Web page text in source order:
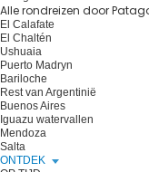
Alle rondreizen door
El Calafate
El Chaltén
Ushuaia
Puerto Madryn
Bariloche
Rest van Argentinië
Buenos Aires
Iguazu watervallen
Mendoza
Salta
ONTDEK